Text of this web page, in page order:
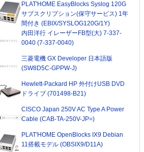
PLAT'HOME EasyBlocks Syslog 120G
サブスクリプション(保守サービス) 1年
間付き (EBIX/SYSLOG120G/1Y)
内田洋行 イレーザーFB型(大) 7-337-
0040 (7-337-0040)
三菱電機 GX Developer 日本語版
(SW8D5C-GPPW-J)
Hewlett-Packard HP 外付けUSB DVD
ドライブ (701498-B21)
CISCO Japan 250V AC Type A Power
Cable (CAB-TA-250V-JP=)
PLAT'HOME OpenBlocks IX9 Debian
11搭載モデル (OBSIX9/D11A)